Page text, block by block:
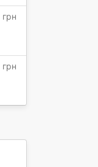
грн
грн